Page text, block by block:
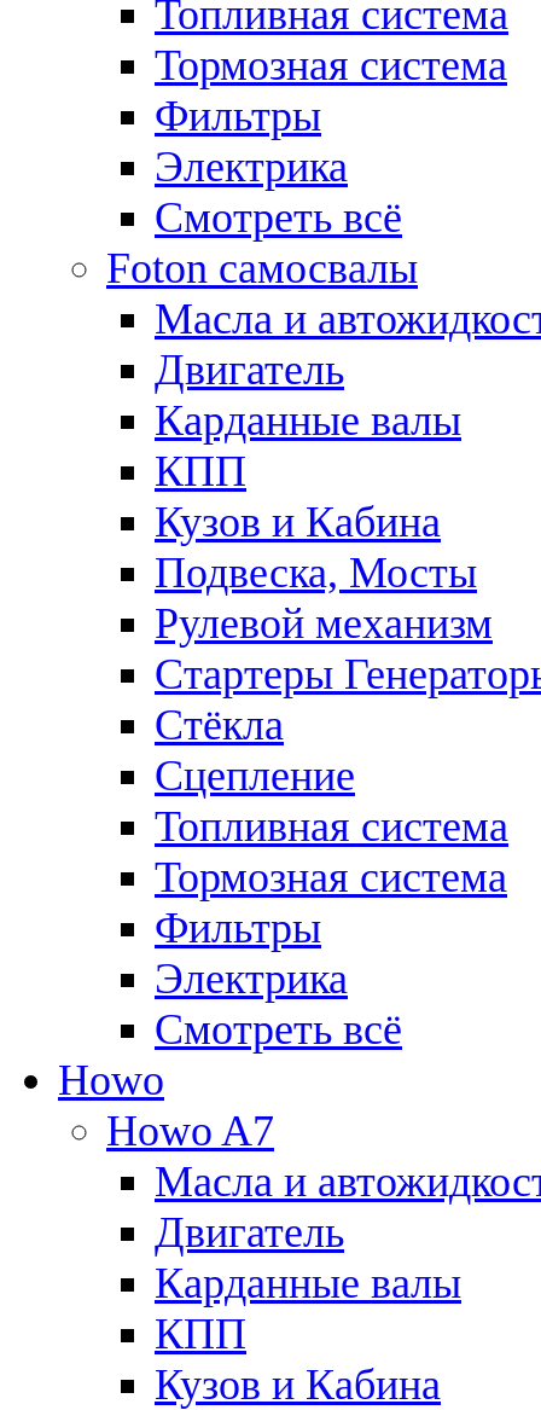
Топливная система
Тормозная система
Фильтры
Электрика
Смотреть всё
Foton самосвалы
Масла и
Двигатель
Карданные валы
КПП
Кузов и Кабина
Подвеска, Мосты
Рулевой механизм
Стартеры
Стёкла
Сцепление
Топливная система
Тормозная система
Фильтры
Электрика
Смотреть всё
Howo
Howo A7
Масла и
Двигатель
Карданные валы
КПП
Кузов и Кабина